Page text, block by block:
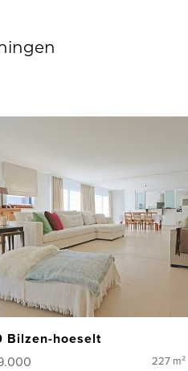
Bilzen-hoeselt
227 m²